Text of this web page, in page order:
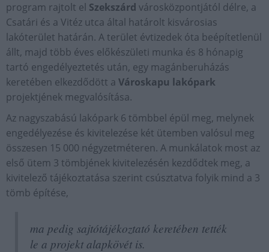
program rajtolt el Szekszárd városközpontjától délre, a
Csatári és a Vitéz utca által határolt kisvárosias
lakóterület határán. A terület évtizedek óta beépítetlenül
állt, majd több éves előkészületi munka és 8 hónapig
tartó engedélyeztetés után, egy magánberuházás
keretében elkezdődött a Városkapu lakópark
projektjének megvalósítása.
Az nagyszabású lakópark 6 tömbbel épül meg, melynek
engedélyezése és kivitelezése két ütemben valósul meg
összesen 15 000 négyzetméteren. A munkálatok most az
első ütem 3 tömbjének kivitelezésén kezdődtek meg, a
kivitelező tájékoztatása szerint csúsztatva folyik mind a 3
tömb építése,
ma pedig sajtótájékoztató keretében tették
le a projekt alapkövét is.